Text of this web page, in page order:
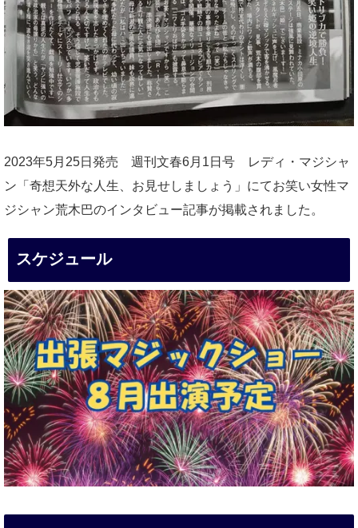
2023年5月25日発売 週刊文春6月1日号 レディ・マジシャ
ン「奇想天外な人生、お見せしましょう」にてお笑い女性マ
ジシャン荒木巴のインタビュー記事が掲載されました。
スケジュール